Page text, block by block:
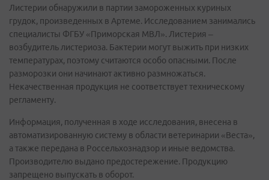
Листерии обнаружили в партии замороженных куриных
грудок, произведенных в Артеме. Исследованием занимались
специалисты ФГБУ «Приморская МВЛ». Листерия –
возбудитель листериоза. Бактерии могут выжить при низких
температурах, поэтому считаются особо опасными. После
разморозки они начинают активно размножаться.
Некачественная продукция не соответствует техническому
регламенту.
Информация, полученная в ходе исследования, внесена в
автоматизированную систему в области ветеринарии «Веста»,
а также передана в Россельхознадзор и иные ведомства.
Производителю выдано предостережение. Продукцию
запрещено выпускать в оборот.